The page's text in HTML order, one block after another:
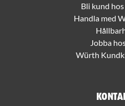
Bli kund
Handla med
Jobba
Würth